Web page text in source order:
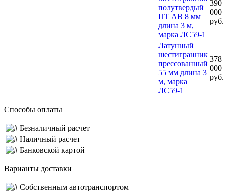
полутвердый
ПТ АВ 8 мм
длина 3 м,
марка ЛС59-1
390
000
руб.
Латунный
шестигранник
прессованный
55 мм длина 3
м, марка
ЛС59-1
378
000
руб.
Способы оплаты
Безналичный расчет
Наличный расчет
Банковской картой
Варианты доставки
Собственным автотранспортом